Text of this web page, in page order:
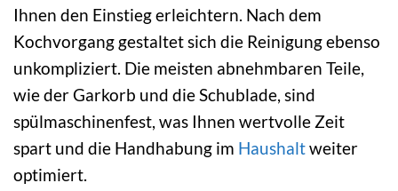
Ihnen den Einstieg erleichtern. Nach dem
Kochvorgang gestaltet sich die Reinigung ebenso
unkompliziert. Die meisten abnehmbaren Teile,
wie der Garkorb und die Schublade, sind
spülmaschinenfest, was Ihnen wertvolle Zeit
spart und die Handhabung im Haushaltweiter
optimiert.